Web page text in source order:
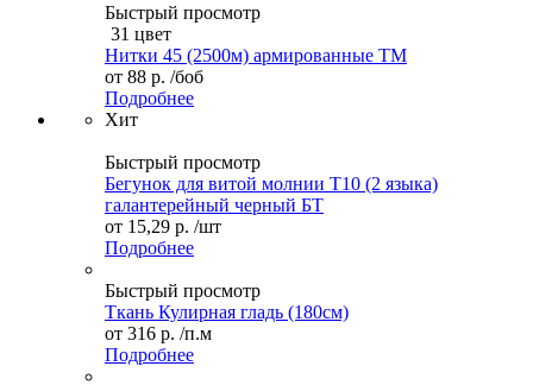
Быстрый просмотр
31 цвет
Нитки 45 (2500м) армированные ТМ
от 88 р. /боб
Подробнее
Хит
Быстрый просмотр
Бегунок для витой молнии Т10 (2 языка)
галантерейный черный БТ
от 15,29 р. /шт
Подробнее
Быстрый просмотр
Ткань Кулирная гладь (180см)
от 316 р. /п.м
Подробнее